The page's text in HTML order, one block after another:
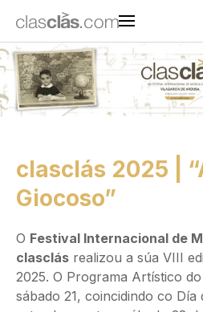
clasclás 2025 |
Giocoso”
O Festival Internacional de
clasclás realizou a súa VIII
2025. O Programa Artístico
sábado 21, coincidindo co Día